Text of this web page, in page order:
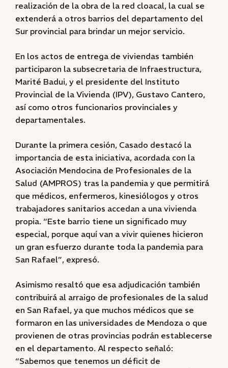
realización de la obra de la red cloacal, la cual se
extenderá a otros barrios del departamento del
Sur provincial para brindar un mejor servicio.
En los actos de entrega de viviendas también
participaron la subsecretaria de Infraestructura,
Marité Badui, y el presidente del Instituto
Provincial de la Vivienda (IPV), Gustavo Cantero,
así como otros funcionarios provinciales y
departamentales.
Durante la primera cesión, Casado destacó la
importancia de esta iniciativa, acordada con la
Asociación Mendocina de Profesionales de la
Salud (AMPROS) tras la pandemia y que permitirá
que médicos, enfermeros, kinesiólogos y otros
trabajadores sanitarios accedan a una vivienda
propia. “Este barrio tiene un significado muy
especial, porque aquí van a vivir quienes hicieron
un gran esfuerzo durante toda la pandemia para
San Rafael”, expresó.
Asimismo resaltó que esa adjudicación también
contribuirá al arraigo de profesionales de la salud
en San Rafael, ya que muchos médicos que se
formaron en las universidades de Mendoza o que
provienen de otras provincias podrán establecerse
en el departamento. Al respecto señaló:
“Sabemos que tenemos un déficit de